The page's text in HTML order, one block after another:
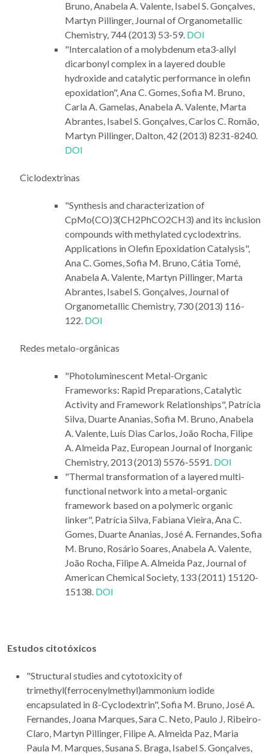
Bruno, Anabela A. Valente, Isabel S. Gonçalves,
Martyn Pillinger, Journal of Organometallic
Chemistry, 744 (2013) 53-59. DOI
"Intercalation of a molybdenum eta3-allyl
dicarbonyl complex in a layered double
hydroxide and catalytic performance in olefin
epoxidation", Ana C. Gomes, Sofia M. Bruno,
Carla A. Gamelas, Anabela A. Valente, Marta
Abrantes, Isabel S. Gonçalves, Carlos C. Romão,
Martyn Pillinger, Dalton, 42 (2013) 8231-8240.
DOI
Ciclodextrinas
"Synthesis and characterization of
CpMo(CO)3(CH2PhCO2CH3) and its inclusion
compounds with methylated cyclodextrins.
Applications in Olefin Epoxidation Catalysis",
Ana C. Gomes, Sofia M. Bruno, Cátia Tomé,
Anabela A. Valente, Martyn Pillinger, Marta
Abrantes, Isabel S. Gonçalves, Journal of
Organometallic Chemistry, 730 (2013) 116-
122. DOI
Redes metalo-orgânicas
"Photoluminescent Metal-Organic
Frameworks: Rapid Preparations, Catalytic
Activity and Framework Relationships", Patrícia
Silva, Duarte Ananias, Sofia M. Bruno, Anabela
A. Valente, Luís Dias Carlos, João Rocha, Filipe
A. Almeida Paz, European Journal of Inorganic
Chemistry, 2013 (2013) 5576-5591. DOI
"Thermal transformation of a layered multi-
functional network into a metal-organic
framework based on a polymeric organic
linker", Patrícia Silva, Fabiana Vieira, Ana C.
Gomes, Duarte Ananias, José A. Fernandes, Sofia
M. Bruno, Rosário Soares, Anabela A. Valente,
João Rocha, Filipe A. Almeida Paz, Journal of
American Chemical Society, 133 (2011) 15120-
15138. DOI
Estudos citotóxicos
"Structural studies and cytotoxicity of
trimethyl(ferrocenylmethyl)ammonium iodide
encapsulated in ß-Cyclodextrin", Sofia M. Bruno, José A.
Fernandes, Joana Marques, Sara C. Neto, Paulo J. Ribeiro-
Claro, Martyn Pillinger, Filipe A. Almeida Paz, Maria
Paula M. Marques, Susana S. Braga, Isabel S. Gonçalves,